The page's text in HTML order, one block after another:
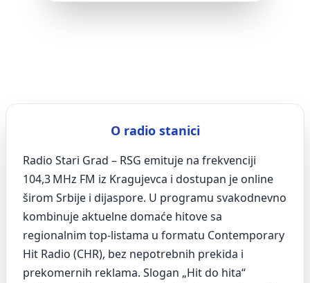
O radio stanici
Radio Stari Grad – RSG emituje na frekvenciji
104,3 MHz FM iz Kragujevca i dostupan je online
širom Srbije i dijaspore. U programu svakodnevno
kombinuje aktuelne domaće hitove sa
regionalnim top‑listama u formatu Contemporary
Hit Radio (CHR), bez nepotrebnih prekida i
prekomernih reklama. Slogan „Hit do hita“